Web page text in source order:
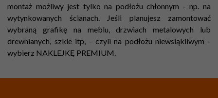
montaż możliwy jest tylko na podłożu chłonnym - np. na
wytynkowanych ścianach. Jeśli planujesz zamontować
wybraną grafikę na meblu, drzwiach metalowych lub
drewnianych, szkle itp, - czyli na podłożu niewsiąkliwym -
wybierz NAKLEJKĘ PREMIUM.